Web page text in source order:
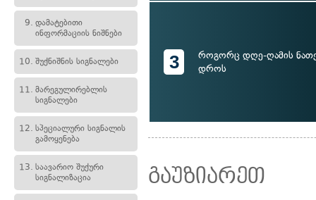
9. დამატებითი
ინფორმაციის ნიშნები
10. შუქნიშნის სიგნალები
11. მარეგულირებლის
სიგნალები
12. სპეციალური სიგნალის
გამოყენება
13. საავარიო შუქური
სიგნალიზაცია
3
როგორც დღე-ღამის
დროს
გაუზიარეთ